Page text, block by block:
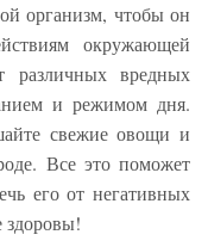
организм, чтобы он
окружающей
различных вредных
и режимом дня.
свежие овощи и
Все это поможет
его от негативных
здоровы!